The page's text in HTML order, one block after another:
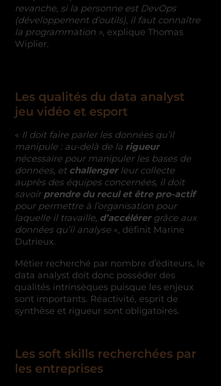
revanche, si la personne est DevOps
(développement d’outils), il faut connaître
la programmation », explique Thomas
Wiplier.
Les qualités du data analyst
jeu vidéo et esport
« Il doit faire parler les données qu’il
manipule : au-delà de la rigueur
nécessaire pour manipuler les bases de
données, et challengerleur collecte
auprès des équipes concernées, il doit
savoirprendre du recul et être pro-actif
pour permettre à l’organisation pour
laquelle il travaille, d’accélérergrâce aux
données qu’il analyse », définit Marine
Dutrieux.
Métier recherché par nombre d’éditeurs, le
data analyst doit donc posséder des
qualités intrinsèques puisque les enjeux
sont importants. Réactivité, esprit de
synthèse et rigueur sont obligatoires.
Les soft skills recherchées par
les entreprises